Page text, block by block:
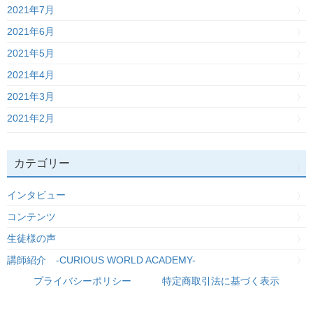
2021年7月
2021年6月
2021年5月
2021年4月
2021年3月
2021年2月
カテゴリー
インタビュー
コンテンツ
生徒様の声
講師紹介 -CURIOUS WORLD ACADEMY-
プライバシーポリシー
特定商取引法に基づく表示